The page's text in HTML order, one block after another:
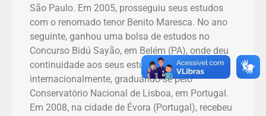
São Paulo. Em 2005, prosseguiu seus estudos
com o renomado tenor Benito Maresca. No ano
seguinte, ganhou uma bolsa de estudos no
Concurso Bidú Sayão, em Belém (PA), onde deu
continuidade aos seus estudos
internacionalmente, graduando-se pelo
Conservatório Nacional de Lisboa, em Portugal.
Em 2008, na cidade de Évora (Portugal), recebeu